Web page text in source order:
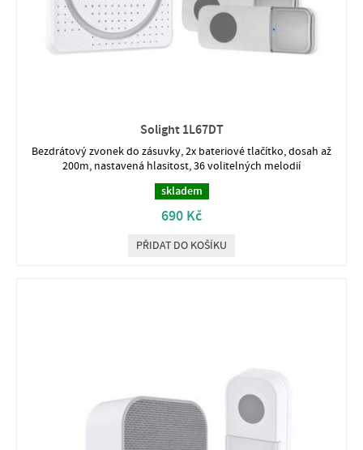
Solight 1L67DT
Bezdrátový zvonek do zásuvky, 2x bateriové tlačítko, dosah až
200m, nastavená hlasitost, 36 volitelných melodií
skladem
690 Kč
PŘIDAT DO KOŠÍKU